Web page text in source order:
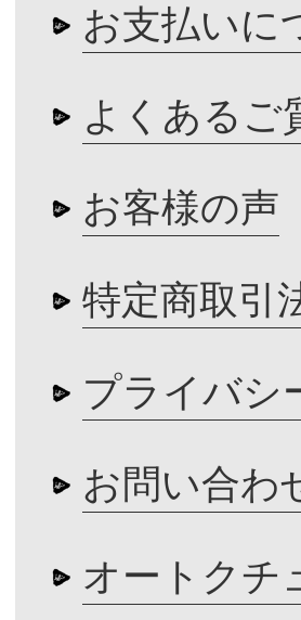
お支払いに
よくあるご
お客様の声
特定商取引
プライバシ
お問い合わ
オートクチ